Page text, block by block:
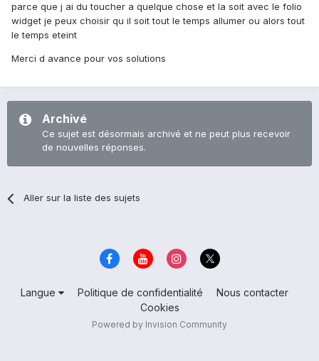
parce que j ai du toucher a quelque chose et la soit avec le folio
widget je peux choisir qu il soit tout le temps allumer ou alors tout
le temps eteint
Merci d avance pour vos solutions
Archivé
Ce sujet est désormais archivé et ne peut plus recevoir
de nouvelles réponses.
Aller sur la liste des sujets
Langue Politique de confidentialité
Nous contacter
Cookies
Powered by Invision Community